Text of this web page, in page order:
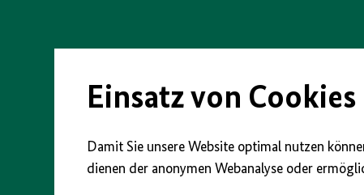
Seiteninhalt
Einsatz von Cookies
Damit Sie unsere Website optimal nutzen
dienen der anonymen Webanalyse oder